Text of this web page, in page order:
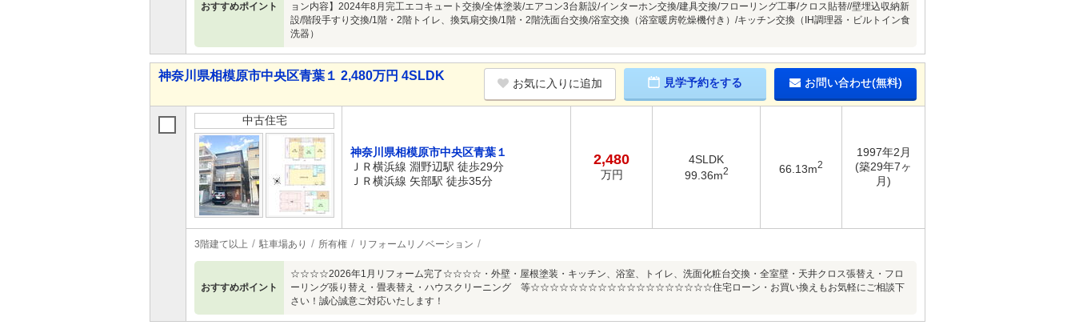
おすすめポイント
ョン内容】2024年8月完工エコキュート交換/全体塗装/エアコン3台新設/インターホン交換/建具交換/フローリング工事/クロス貼替//壁埋込収納新
設/階段手すり交換/1階・2階トイレ、換気扇交換/1階・2階洗面台交換/浴室交換（浴室暖房乾燥機付き）/キッチン交換（IH調理器・ビルトイン食
洗器）
神奈川県相模原市中央区青葉１ 2,480万円 4SLDK
お気に入りに追加 見学予約をする お問い合わせ(無料)
中古住宅
神奈川県相模原市中央区青葉１
ＪＲ横浜線 淵野辺駅 徒歩29分
ＪＲ横浜線 矢部駅 徒歩35分
2,480
万円
4SLDK
99.36m2 66.13m2
1997年2月
(築29年7ヶ
月)
3階建て以上 駐車場あり 所有権 リフォームリノベーション
おすすめポイント
☆☆☆☆2026年1月リフォーム完了☆☆☆☆・外壁・屋根塗装・キッチン、浴室、トイレ、洗面化粧台交換・全室壁・天井クロス張替え・フロ
ーリング張り替え・畳表替え・ハウスクリーニング 等☆☆☆☆☆☆☆☆☆☆☆☆☆☆☆☆☆☆☆住宅ローン・お買い換えもお気軽にご相談下
さい！誠心誠意ご対応いたします！